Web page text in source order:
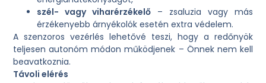
szél- vagy viharérzékelő – zsaluzia vagy más
érzékenyebb árnyékolók esetén extra védelem.
A szenzoros vezérlés lehetővé teszi, hogy a redőnyök
teljesen autonóm módon működjenek – Önnek nem kell
beavatkoznia.
Távoli elérés